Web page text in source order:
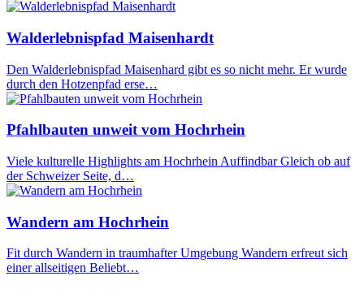
Walderlebnispfad Maisenhardt
Den Walderlebnispfad Maisenhard gibt es so nicht mehr. Er wurde
durch den Hotzenpfad erse…
Pfahlbauten unweit vom Hochrhein
Viele kulturelle Highlights am Hochrhein Auffindbar Gleich ob auf
der Schweizer Seite, d…
Wandern am Hochrhein
Fit durch Wandern in traumhafter Umgebung Wandern erfreut sich
einer allseitigen Beliebt…